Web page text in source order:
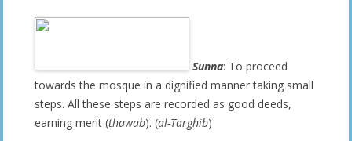
Sunna: To proceed
towards the mosque in a dignified manner taking small
steps. All these steps are recorded as good deeds,
earning merit (thawab). (al-Targhib)